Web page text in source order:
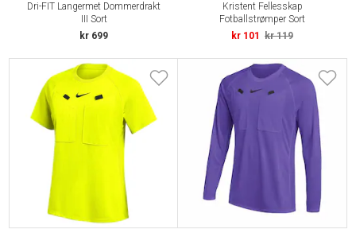
Dri-FIT Langermet Dommerdrakt
III Sort
kr 699
Kristent Fellesskap
Fotballstrømper Sort
kr 101
kr 119